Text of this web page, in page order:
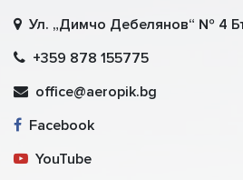
Ул. „Димчо Дебелянов“ № 4
+359 878 155775
office@aeropik.bg
Facebook
YouTube